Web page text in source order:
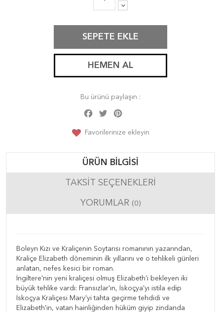
SEPETE EKLE
HEMEN AL
Bu ürünü paylaşın :
Facebook
Twitter
Favorilerinize ekleyin
ÜRÜN BILGISI
TAKSIT SEÇENEKLERI
YORUMLAR (0)
Boleyn Kızı ve Kraliçenin Soytarısı romanının yazarından,
Kraliçe Elizabeth döneminin ilk yıllarını ve o tehlikeli günleri
anlatan, nefes kesici bir roman.
İngiltere'nin yeni kraliçesi olmuş Elizabeth'i bekleyen iki
büyük tehlike vardı: Fransızlar'ın, İskoçya'yı istila edip
İskoçya Kraliçesi Mary'yi tahta geçirme tehdidi ve
Elizabeth'in, vatan hainliğinden hüküm giyip zindanda